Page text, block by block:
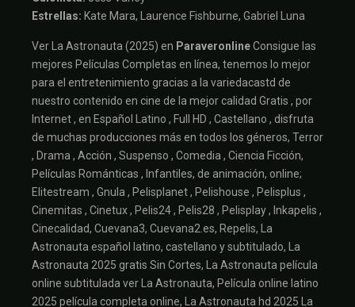
Estrellas: Kate Mara, Laurence Fishburne, Gabriel Luna
Ver La Astronauta (2025) en ParaveronlineConsigue las
mejores Películas Completas en línea, tenemos lo mejor
para el entretenimiento gracias a la variedacastd de
nuestro contenido en cine de la mejor calidad Gratis , por
Internet , en Español Latino , Full HD , Castellano , disfruta
de muchas producciones más en todos los géneros, Terror
, Drama , Acción , Suspenso , Comedia , Ciencia Ficción,
Películas Románticas , Infantiles, de animación, online;
Elitestream , Gnula , Pelisplanet , Pelishouse , Pelisplus ,
Cinemitas , Cinetux , Pelis24 , Pelis28 , Pelisplay , Inkapelis ,
Cinecalidad, Cuevana3, Cuevana2.es, Repelis, La
Astronauta español latino, castellano y subtitulado, La
Astronauta 2025 gratis Sin Cortes, La Astronauta película
online subtitulada ver La Astronauta, Película online latino
2025 película completa online, La Astronauta hd 2025 La